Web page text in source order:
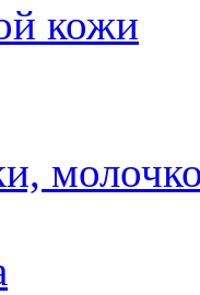
кожи